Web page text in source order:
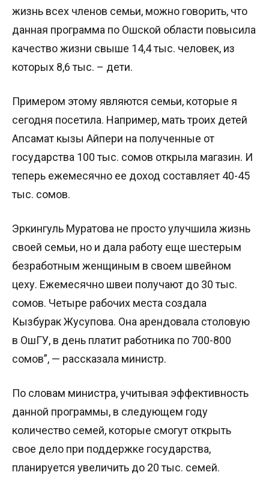
жизнь всех членов семьи, можно говорить, что
данная программа по Ошской области повысила
качество жизни свыше 14,4 тыс. человек, из
которых 8,6 тыс. – дети.
Примером этому являются семьи, которые я
сегодня посетила. Например, мать троих детей
Апсамат кызы Айпери на полученные от
государства 100 тыс. сомов открыла магазин. И
теперь ежемесячно ее доход составляет 40-45
тыс. сомов.
Эркингуль Муратова не просто улучшила жизнь
своей семьи, но и дала работу еще шестерым
безработным женщиным в своем швейном
цеху. Ежемесячно швеи получают до 30 тыс.
сомов. Четыре рабочих места создала
Кызбурак Жусупова. Она арендовала столовую
в ОшГУ, в день платит работника по 700-800
сомов”, — рассказала министр.
По словам министра, учитывая эффективность
данной программы, в следующем году
количество семей, которые смогут открыть
свое дело при поддержке государства,
планируется увеличить до 20 тыс. семей.